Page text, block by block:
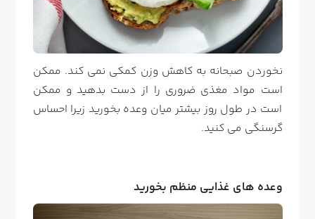
نخوردن صبحانه به کاهش وزن کمکی نمی کند. ممکن
است مواد مغذی ضروری را از دست بدهید و ممکن
است در طول روز بیشتر میان وعده بخورید زیرا احساس
گرسنگی می کنید.
وعده های غذایی منظم بخورید